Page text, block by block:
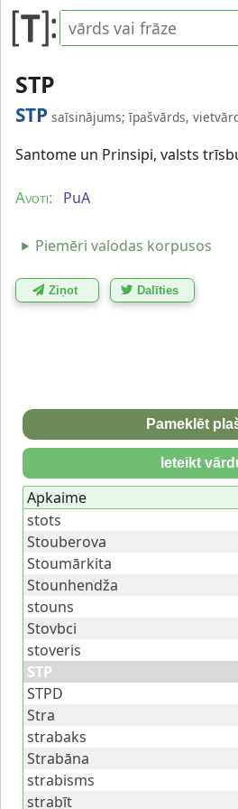
STP
STP saīsinājums; īpašvārds,
Santome un Prinsipi, valsts
Avoti: PuA
Piemēri valodas korpusos
Ziņot Dalīties
Pameklēt
Ieteikt
Apkaime
stots
Stouberova
Stoumārkita
Stounhendža
stouns
Stovbci
stoveris
STP
STPD
Stra
strabaks
Strabāna
strabisms
strabīt